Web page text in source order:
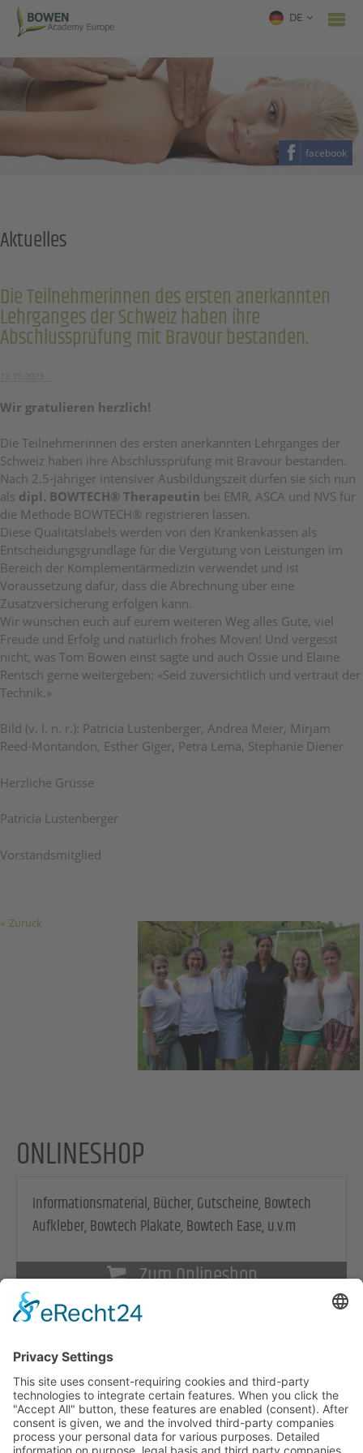
DE
facebook
Aktuelles
Die Teilnehmerinnen des ersten anerkannten
Lehrganges der Schweiz haben ihre
Abschlussprüfung mit Bravour bestanden.
Wir gratulieren herzlich!
Die Teilnehmerinnen des ersten anerkannten Lehrganges der
Schweiz haben ihre Abschlussprüfung mit Bravour bestanden.
Nach 2.5-jähriger intensiver Ausbildungszeit dürfen sie sich nun
als dipl. BOWTECH® Therapeutin bei EMR, ASCA und NVS für
die Methode BOWTECH® registrieren lassen.
Diese Qualitätslabels werden von den Krankenkassen als
Entscheidungsgrundlage für die Vergütung von Leistungen im
Bereich der Komplementärmedizin verwendet und ist
Voraussetzung dafür, dass die Abrechnung über eine
Zusatzversicherung erfolgen kann.
Wir wünschen euch auf eurem weiteren Weg alles Gute, viel
Freude und Erfolg und natürlich frohes Moven! Und vergesst
nicht, was Tom Bowen einst sagte und auch Ossie und Elaine
Rentsch gerne weitergeben: «Seid zuversichtlich und vertraut der
Technik.»
Bild (v. l. n. r.): Patricia Lustenberger, Andrea Meier, Mirjam
Reed-Montandon, Esther Giger, Petra Lema, Stephanie Diener
Herzliche Grüsse
Patricia Lustenberger
Vorstandsmitglied
Zurück
ONLINESHOP
Informationsmaterial, Bücher, Gutscheine, Bowtech
Aufkleber, Bowtech Plakate, Bowtech Ease, u.v.m
Zum Onlineshop